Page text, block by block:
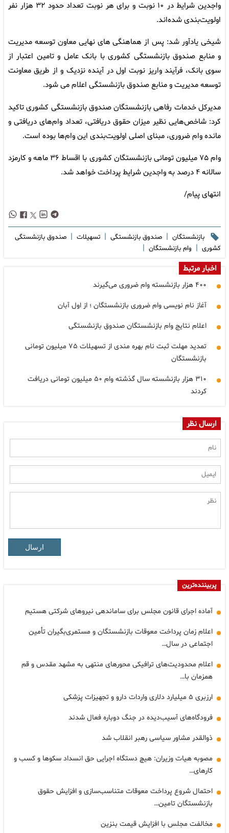
واجدین شرایط در ۱۰ نوبت و برای هر نوبت تعداد حدود ۳۲ هزار نفر
اولویت‌بندی شده‌اند.
شیخی یادآور شد: پس از هماهنگی های نهایی معاون توسعه مدیریت
و منابع صندوق بازنشستگی کشوری با بانک عامل و تامین اعتبار از
سوی بانک، فرآیند واریز نوبت اول در آینده نزدیک و از طریق معاونت
توسعه مدیریت و منابع صندوق بازنشستگی اعلام می شود.
مدیرکل خدمات رفاهی بازنشستگان صندوق بازنشستگی کشوری تاکید
کرد: شاخص‌هایی نظیر میزان حقوق دریافتی، تعداد وام‌های دریافتی و
مانده وام ضروری، مبنای اصلی اولویت‌بندی این وام‌ها بوده است.
وام ۷۵ میلیون تومانی بازنشستگان کشوری با اقساط ۳۶ ماهه و کارمزد
سالانه ۴ درصد به واجدین شرایط پرداخت خواهد شد.
انتهای پیام/
بازنشستگان | صندوق بازنشستگی | تسهیلات | صندوق بازنشستگی
کشوری | وام بازنشستگان |
اخبار مرتبط
۴۰۰ هزار بازنشسته وام ضروری می‌گیرند
آغاز نام نویسی وام ضروری بازنشستگان ؛ از اول آبان
اعلام نتایج وام بازنشستگان صندوق بازنشستگی
تمدید مهلت ثبت نام بهره مندی از تسهیلات ۷۵ میلیون تومانی
بازنشستگان
۳۱۰ هزار بازنشسته سال گذشته وام ۵۰ میلیون تومانی دریافت
کردند
ارسال نظر
ارسال
پربیننده‌ترین
آماده اجرای قانون مجلس برای ساماندهی نیروهای شرکتی هستیم
اعلام زمان پرداخت معوقات بازنشستگان و مستمری‌بگیران تأمین
اجتماعی در سال…
اعلام محدودیت‌های ترافیکی محورهای منتهی به مشهد مقدس و قم
همزمان با…
ارزبری ۵ میلیارد دلاری واردات دارو و تجهیزات پزشکی
فرودگاه‌های آسیب‌دیده در جنگ دوباره فعال شدند
ذوالقدر مشاور سیاسی رهبر انقلاب شد
مصوبه هیات وزیران: هیچ دستگاه اجرایی حق انسداد سکوها و کسب و
کارهای…
احتمال شروع پرداخت معوقات متناسب‌سازی و افزایش حقوق
بازنشستگان تامین…
مخالفت مجلس با افزایش قیمت بنزین